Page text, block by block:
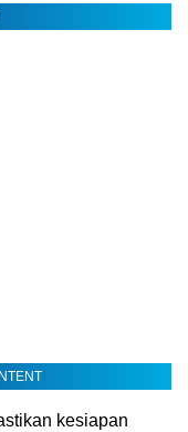
kesiapan